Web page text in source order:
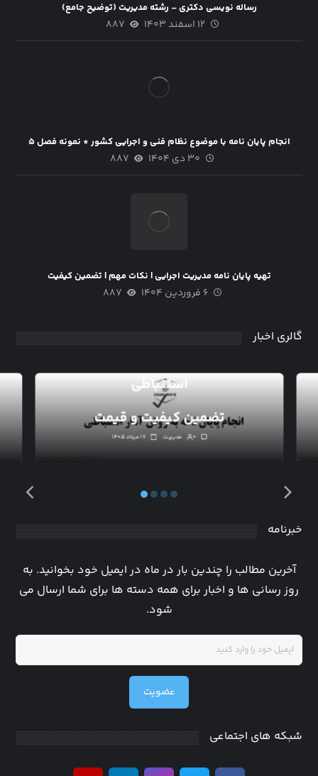
رساله نویسی دکتری – رشته مدیریت (توضیح جامع)
۱۲ اسفند ۱۴۰۳ ۸۸۷
انجام پایان نامه با موضوع نظام فنی و اجرایی کشور * نمونه فصل ۵
۳۰ دی ۱۴۰۴ ۸۸۷
تهیه پایان نامه مدیریت اجرایی | نکات مهم | تضمین کیفیت
۶ فروردین ۱۴۰۴ ۸۸۷
گالری اخبار
استنباطی
تضمین کیفیت و قیمت
۱۷ مرداد ۱۴۰۵ مدیریت ۰
خبرنامه
آخرین مطالب را چندین بار در ماه در ایمیل خود بخوانید. به
روز رسانی ها و اخبار برای همه دسته ها برای شما ارسال می
شود.
عضویت
شبکه های اجتماعی